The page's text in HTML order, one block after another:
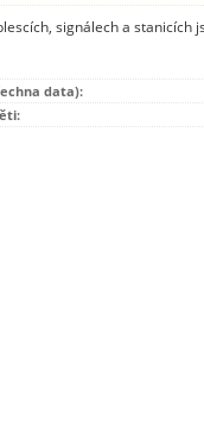
signálech a
data):